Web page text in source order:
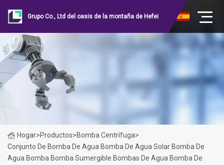
Grupo Co., Ltd del oasis de la montaña de Hefei
Hogar>Productos>Bomba Centrífuga>
Conjunto De Bomba De Agua Bomba De Agua Solar Bomba De
Agua Bomba Bomba Sumergible Bombas De Agua Bomba De